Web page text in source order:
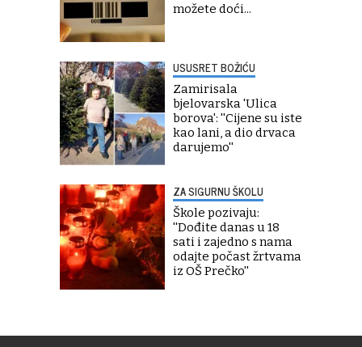
možete doći...
USUSRET BOŽIĆU
Zamirisala
bjelovarska 'Ulica
borova': ''Cijene su iste
kao lani, a dio drvaca
darujemo''
ZA SIGURNU ŠKOLU
Škole pozivaju:
''Dođite danas u 18
sati i zajedno s nama
odajte počast žrtvama
iz OŠ Prečko''